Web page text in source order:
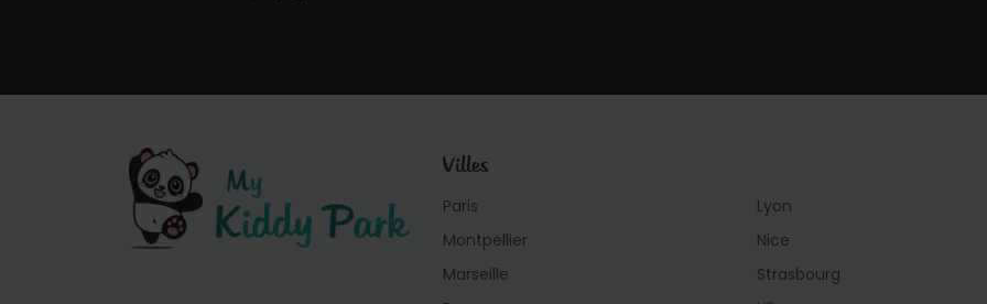
Villes
Paris
Montpellier
Marseille
Lyon
Nice
Strasbourg